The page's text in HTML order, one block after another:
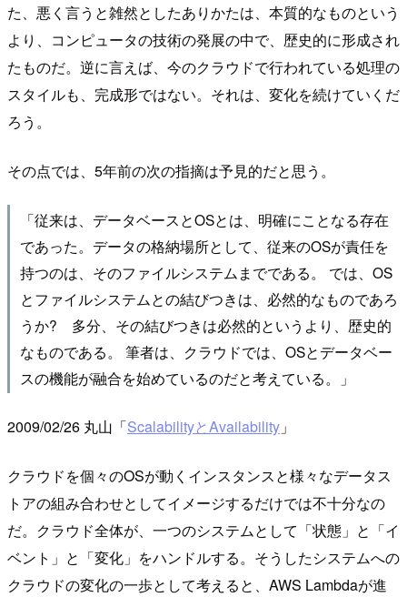
た、悪く言うと雑然としたありかたは、本質的なものという
より、コンピュータの技術の発展の中で、歴史的に形成され
たものだ。逆に言えば、今のクラウドで行われている処理の
スタイルも、完成形ではない。それは、変化を続けていくだ
ろう。
その点では、5年前の次の指摘は予見的だと思う。
「従来は、データベースとOSとは、明確にことなる存在
であった。データの格納場所として、従来のOSが責任を
持つのは、そのファイルシステムまでである。 では、OS
とファイルシステムとの結びつきは、必然的なものであろ
うか? 多分、その結びつきは必然的というより、歴史的
なものである。 筆者は、クラウドでは、OSとデータベー
スの機能が融合を始めているのだと考えている。」
2009/02/26 丸山「ScalabilityとAvailability 」
クラウドを個々のOSが動くインスタンスと様々なデータス
トアの組み合わせとしてイメージするだけでは不十分なの
だ。クラウド全体が、一つのシステムとして「状態」と「イ
ベント」と「変化」をハンドルする。そうしたシステムへの
クラウドの変化の一歩として考えると、AWS Lambdaが進